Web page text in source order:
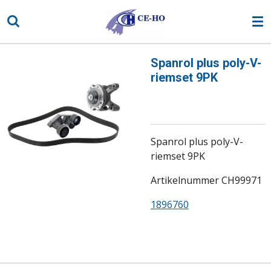
direct
naar
Spanrol plus poly-V-
riemset 9PK
Spanrol plus poly-V-
riemset 9PK
Artikelnummer CH99971
1896760